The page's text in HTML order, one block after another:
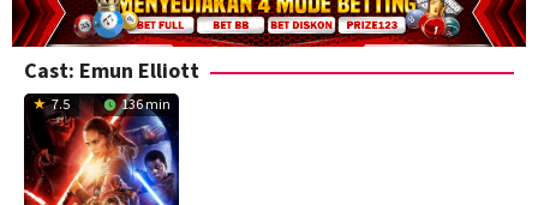
Cast: Emun Elliott
7.5 136 min